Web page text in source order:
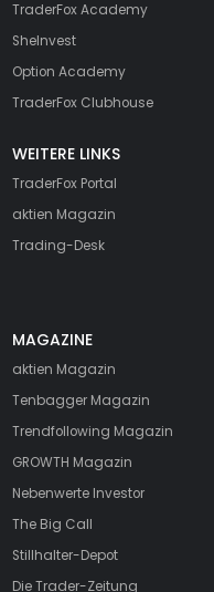
TraderFox Academy
SheInvest
Option Academy
TraderFox Clubhouse
WEITERE LINKS
TraderFox Portal
aktien Magazin
Trading-Desk
MAGAZINE
aktien Magazin
Tenbagger Magazin
Trendfollowing Magazin
GROWTH Magazin
Nebenwerte Investor
The Big Call
Stillhalter-Depot
Die Trader-Zeitung